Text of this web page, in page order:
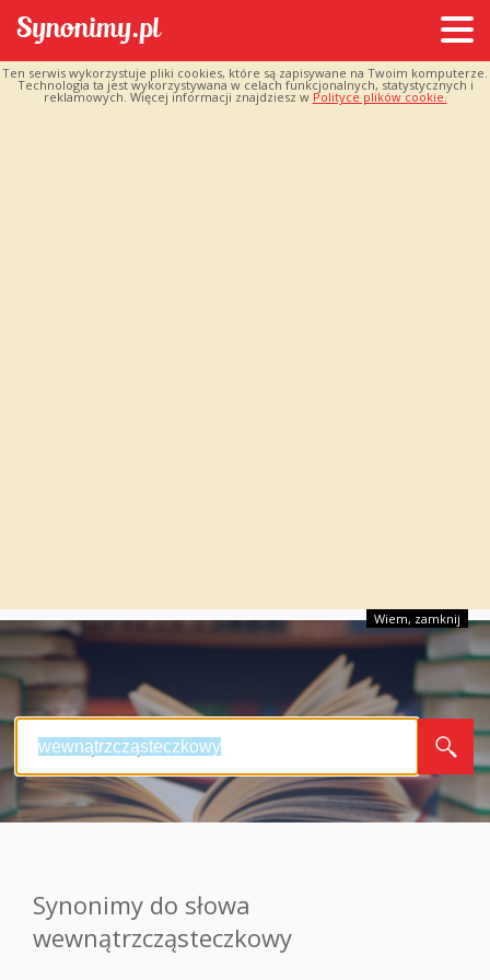
Ten serwis wykorzystuje pliki cookies, które są zapisywane na Twoim komputerze.
Technologia ta jest wykorzystywana w celach funkcjonalnych, statystycznych i
reklamowych. Więcej informacji znajdziesz w Polityce plików cookie.
Wiem, zamknij
Synonimy do słowa
wewnątrzcząsteczkowy